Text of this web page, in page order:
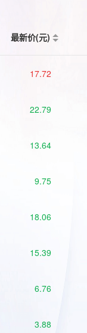
最新价(元)
17.72
22.79
13.64
9.75
18.06
15.39
6.76
3.88